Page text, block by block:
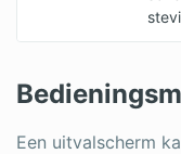
Een uitvalscherm